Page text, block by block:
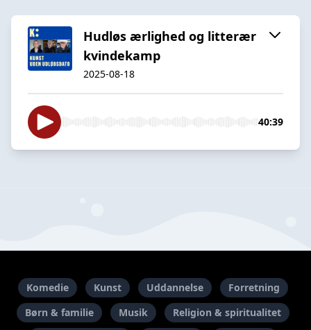
Hudløs ærlighed og litterær
kvindekamp
2025-08-18
40:39
Komedie Kunst Uddannelse
Forretning
Børn & familie
Musik Religion & spiritualitet